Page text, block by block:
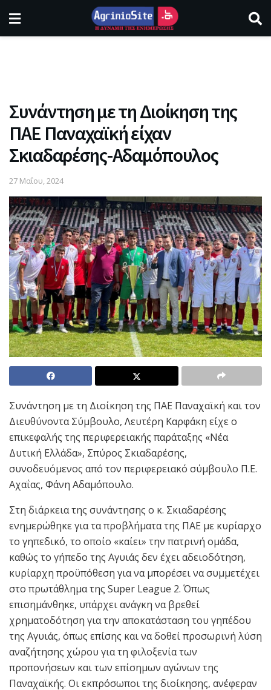
Συνάντηση με τη Διοίκηση της
ΠΑΕ Παναχαϊκή είχαν
Σκιαδαρέσης-Αδαμόπουλος
27 Μαΐου, 2024
Συνάντηση με τη Διοίκηση της ΠΑΕ Παναχαϊκή και τον
Διευθύνοντα Σύμβουλο, Λευτέρη Καρφάκη είχε ο
επικεφαλής της περιφερειακής παράταξης «Νέα
Δυτική Ελλάδα», Σπύρος Σκιαδαρέσης,
συνοδευόμενος από τον περιφερειακό σύμβουλο Π.Ε.
Αχαΐας, Φάνη Αδαμόπουλο.
Στη διάρκεια της συνάντησης ο κ. Σκιαδαρέσης
ενημερώθηκε για τα προβλήματα της ΠΑΕ με κυρίαρχο
το γηπεδικό, το οποίο «καίει» την πατρινή ομάδα,
καθώς το γήπεδο της Αγυιάς δεν έχει αδειοδότηση,
κυρίαρχη προϋπόθεση για να μπορέσει να συμμετέχει
στο πρωτάθλημα της Super League 2. Όπως
επισημάνθηκε, υπάρχει ανάγκη να βρεθεί
χρηματοδότηση για την αποκατάσταση του γηπέδου
της Αγυιάς, όπως επίσης και να δοθεί προσωρινή λύση
αναζήτησης χώρου για τη φιλοξενία των
προπονήσεων και των επίσημων αγώνων της
Παναχαϊκής. Οι εκπρόσωποι της διοίκησης, ανέφεραν